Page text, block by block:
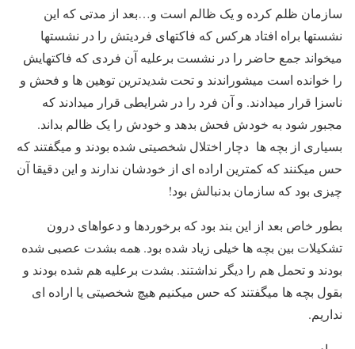
سازمان ظلم کرده و یک ظالم است و…بعد از مدتی که این
نشستها براه افتاد هرکس که فاکتهای فردیتش را در نشستها
میخواند جمع حاضر را در نشست برعلیه آن فردی که فاکتهایش
را خوانده است میشوراندند و تحت شدیدترین توهین ها و فحش و
ناسزا قرار میدادند. و آن فرد را در شرایطی قرار میدادند که
مجبور شود به خودش فحش بدهد و خودش را یک ظالم بداند.
بسیاری از بچه ها دچار اختلال شخصیتی شده بودند و میگفتند که
حس میکنند که کمترین اراده ای از خودشان ندارند و این دقیقا آن
چیزی بود که سازمان بدنبالش بود!
بطور خاص بعد از این بند بود که برخوردها و دعواهای درون
تشکیلات بین بچه ها خیلی زیاد شده بود. همه بشدت عصبی شده
بودند و تحمل هم را دیگر نداشتند. بشدت برعلیه هم شده بودند و
بقول بچه ها میگفتند که حس میکنیم هیچ شخصیتی یا اراده ای
نداریم.